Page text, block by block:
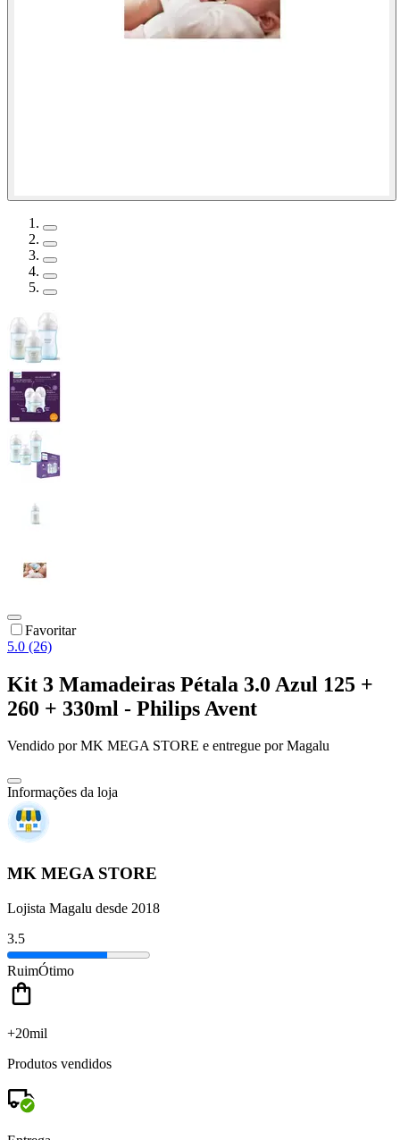
Favoritar
5.0 (26)
Kit 3 Mamadeiras Pétala 3.0 Azul 125 +
260 + 330ml - Philips Avent
Vendido porMK MEGA STORE e entregue por Magalu
Informações da loja
MK MEGA STORE
Lojista Magalu desde 2018
3.5
RuimÓtimo
+20mil
Produtos vendidos